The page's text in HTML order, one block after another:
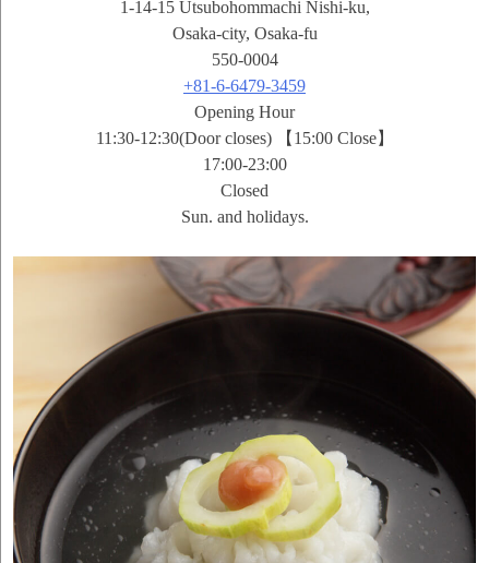
1-14-15 Utsubohommachi Nishi-ku,
Osaka-city, Osaka-fu
550-0004
+81-6-6479-3459
Opening Hour
11:30-12:30(Door closes) 【15:00 Close】
17:00-23:00
Closed
Sun. and holidays.